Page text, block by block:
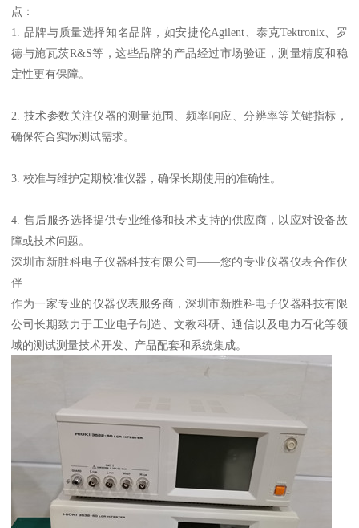
点：
1. 品牌与质量选择知名品牌，如安捷伦Agilent、泰克Tektronix、罗
德与施瓦茨R&S等，这些品牌的产品经过市场验证，测量精度和稳
定性更有保障。
2. 技术参数关注仪器的测量范围、频率响应、分辨率等关键指标，
确保符合实际测试需求。
3. 校准与维护定期校准仪器，确保长期使用的准确性。
4. 售后服务选择提供专业维修和技术支持的供应商，以应对设备故
障或技术问题。
深圳市新胜科电子仪器科技有限公司——您的专业仪器仪表合作伙
伴
作为一家专业的仪器仪表服务商，深圳市新胜科电子仪器科技有限
公司长期致力于工业电子制造、文教科研、通信以及电力石化等领
域的测试测量技术开发、产品配套和系统集成。